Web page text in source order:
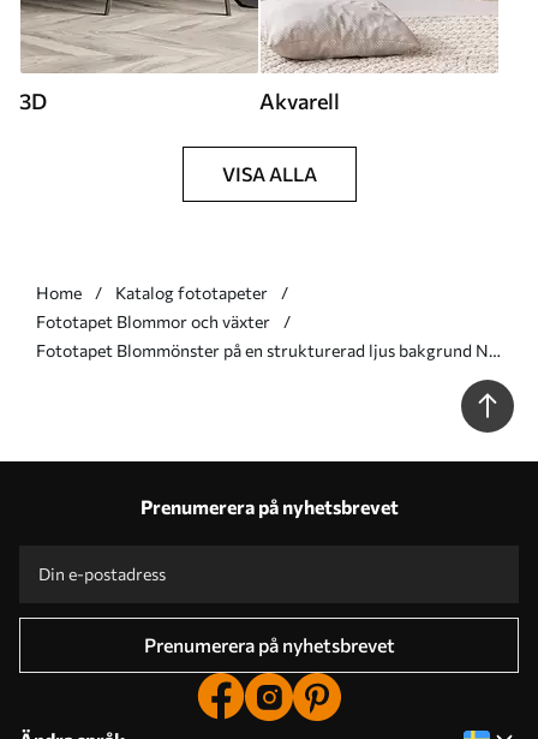
3D Akvarell
VISA ALLA
Home
Katalog fototapeter
Fototapet Blommor och växter
Fototapet Blommönster på en strukturerad ljus bakgrund Nr.
Prenumerera på nyhetsbrevet
Prenumerera på nyhetsbrevet